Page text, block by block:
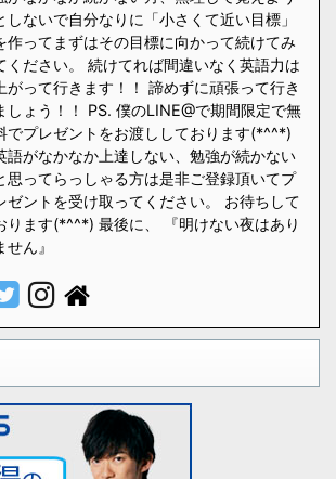
しないで自分なりに「小さくて近い目標」
作ってまずはその目標に向かって続けてみ
ください。 続けてれば間違いなく英語力は
がって行きます！！ 諦めずに頑張って行き
しょう！！ PS. 僕のLINE@で期間限定で無
でプレゼントをお渡ししております(*^^*)
語がなかなか上達しない、勉強が続かない
思ってらっしゃる方は是非ご登録頂いてプ
ゼントを受け取ってください。 お待ちして
ります(*^^*) 最後に、 『明けない夜はあり
せん』